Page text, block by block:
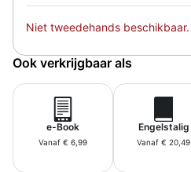
Niet tweedehands beschikbaar.
Ook verkrijgbaar als
e-Book
Vanaf € 6,99
Engelstalig
Vanaf € 20,49